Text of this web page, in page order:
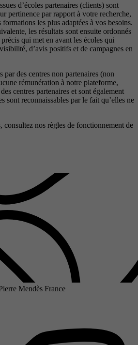
d’écoles partenaires (clients) sont
pertinence par rapport à votre recherche,
les plus adaptées à vos besoins.
les résultats sont ensuite ordonnés
qui met en avant les écoles qui
d’avis positifs et de campagnes en
par des centres non partenaires (non
rémunération à notre plateforme,
centres partenaires et sont également
sont reconnaissables par le fait qu’elles ne
consultez nos règles de fonctionnement de
Mendès France